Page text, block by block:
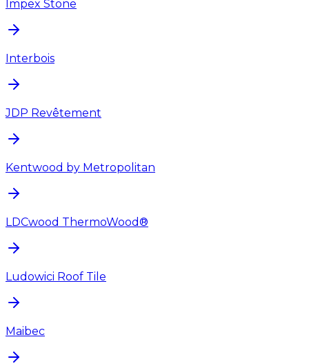
Impex Stone
Interbois
JDP Revêtement
Kentwood by Metropolitan
LDCwood ThermoWood®
Ludowici Roof Tile
Maibec